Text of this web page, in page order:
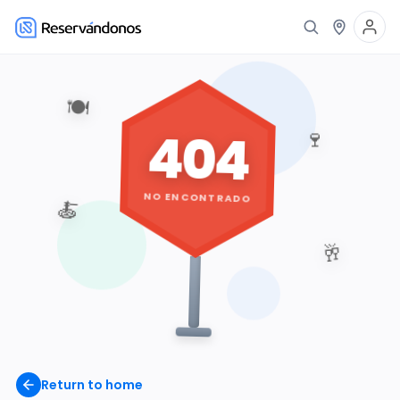
Return to home
🍽️
🍷
🥂
🍝
404
NO ENCONTRADO